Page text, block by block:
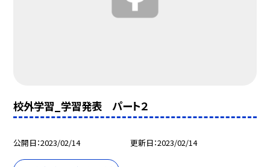
校外学習_学習発表 パート２
公開日 2023/02/14 更新日 2023/02/14